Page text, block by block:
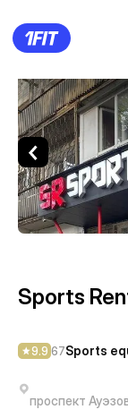
12 types of
Sports
Sports
9.9 67Sports
проспект